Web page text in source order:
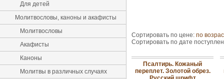
Для детей
Молитвословы, каноны и акафисты
Молитвословы
Акафисты
Каноны
Молитвы в различных случаях
Сортировать по цене: по
Сортировать по дате
Псалтирь. Кожаный
переплет. Золотой обрез.